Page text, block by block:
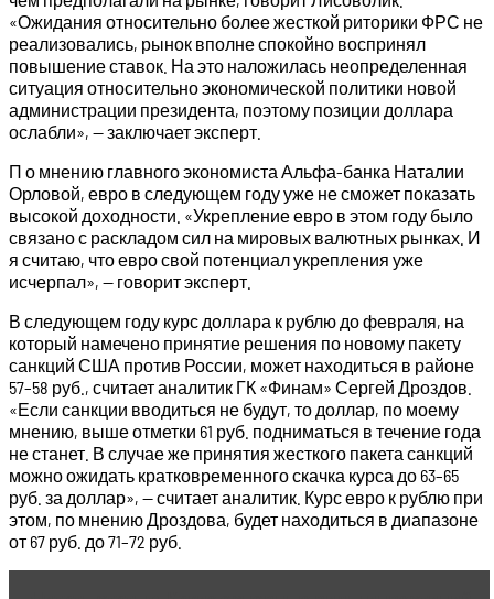
«Ожидания относительно более жесткой риторики ФРС не
реализовались, рынок вполне спокойно воспринял
повышение ставок. На это наложилась неопределенная
ситуация относительно экономической политики новой
администрации президента, поэтому позиции доллара
ослабли», — заключает эксперт.
П о мнению главного экономиста Альфа-банка Наталии
Орловой, евро в следующем году уже не сможет показать
высокой доходности. «Укрепление евро в этом году было
связано с раскладом сил на мировых валютных рынках. И
я считаю, что евро свой потенциал укрепления уже
исчерпал», — говорит эксперт.
В следующем году курс доллара к рублю до февраля, на
который намечено принятие решения по новому пакету
санкций США против России, может находиться в районе
57–58 руб., считает аналитик ГК «Финам» Сергей Дроздов.
«Если санкции вводиться не будут, то доллар, по моему
мнению, выше отметки 61 руб. подниматься в течение года
не станет. В случае же принятия жесткого пакета санкций
можно ожидать кратковременного скачка курса до 63–65
руб. за доллар», — считает аналитик. Курс евро к рублю при
этом, по мнению Дроздова, будет находиться в диапазоне
от 67 руб. до 71–72 руб.